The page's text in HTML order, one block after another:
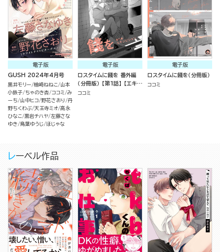
電子版
GUSH 2024年4月号
黒井モリー 楢崎ねねこ
山本
小鉄子 ちゃのき杏 ココミ み
ーち
山中ヒコ 野花さおり
丹
野ちくわぶ 天王寺ミオ 高永
ひなこ 黒岩チハヤ 左藤さな
ゆき
鳥葉ゆうじ ほじゃな
電子版
ロスタイムに餞を 番外編
（分冊版） 【第1話】 【エキシ
ビジョン】
ココミ
電子版
ロスタイムに餞を（分冊版）
ココミ
レーベル作品